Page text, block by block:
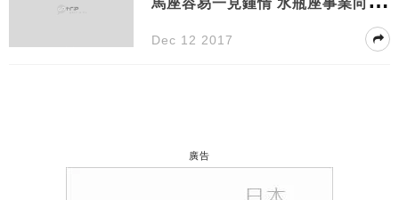
馬座容易一見鍾情 水瓶座事業向上
Dec 12 2017
廣告